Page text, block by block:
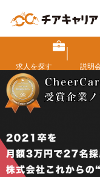
求人を探す 説明